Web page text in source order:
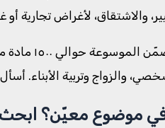
والاشتقاق، لأغراض تجارية
بفضل
والزواج وتربية الأبناء.
موضوع معيّن؟